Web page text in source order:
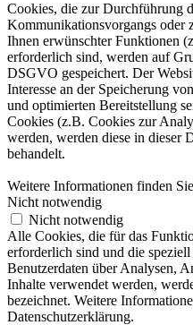
Cookies, die zur Durchführung
Kommunikationsvorgangs oder
Ihnen erwünschter Funktionen
erforderlich sind, werden auf
DSGVO gespeichert. Der
Interesse an der Speicherung
und optimierten Bereitstellung
Cookies (z.B. Cookies zur
werden, werden diese in dieser
behandelt.
Weitere Informationen finden
Nicht notwendig
Nicht notwendig
Alle Cookies, die für das
erforderlich sind und die
Benutzerdaten über Analysen,
Inhalte verwendet werden,
bezeichnet. Weitere
Datenschutzerklärung.